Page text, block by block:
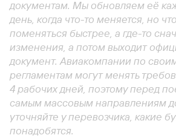
документам. Мы обновляем её
день, когда что-то меняется, но
поменяться быстрее, а где-то
изменения, а потом выходит
документ. Авиакомпании по
регламентам могут менять
4 рабочих дней, поэтому перед
самым массовым направлениям
уточняйте у перевозчика, какие
понадобятся.